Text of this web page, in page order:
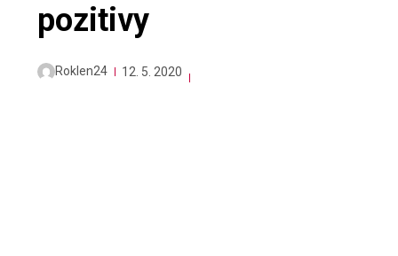
pozitivy
Roklen24 12. 5. 2020